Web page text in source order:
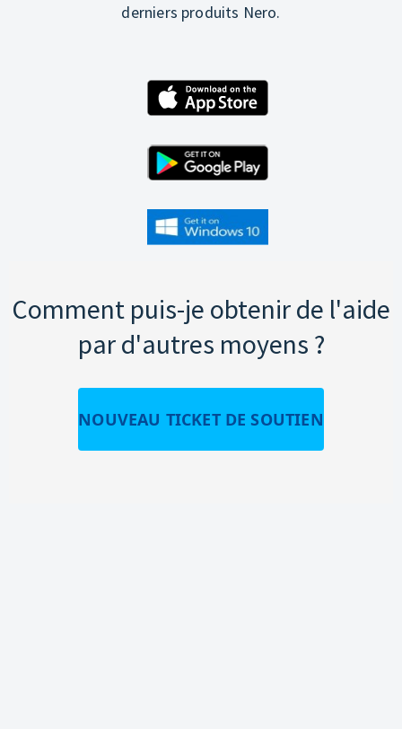
derniers produits Nero.
Comment puis-je obtenir de l'aide
par d'autres moyens ?
NOUVEAU TICKET DE SOUTIEN